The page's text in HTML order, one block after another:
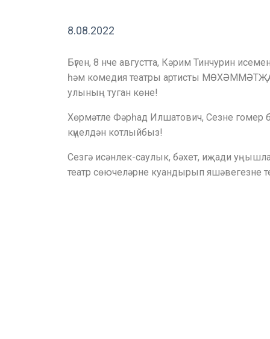
8.08.2022
Бүген, 8 нче августта, Кәрим Тинчурин
һәм комедия театры артисты
улының туган көне!
Хөрмәтле Фәрһад Илшатович, Сезне гомер
күңелдән котлыйбыз!
Сезгә исәнлек-саулык, бәхет, иҗади
театр сөючеләрне куандырып яшәвегезне